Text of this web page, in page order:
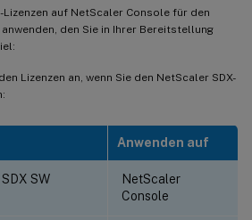
Lizenzen auf NetScaler Console für den
den Sie in Ihrer Bereitstellung
Lizenzen an, wenn Sie den NetScaler SDX-
Anwenden auf
SW
NetScaler
Console